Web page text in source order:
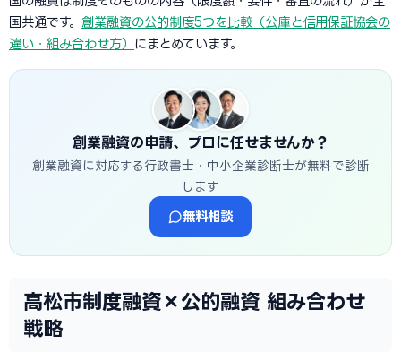
国共通です。 創業融資の公的制度5つを比較（公庫と信用保証協会の
違い・組み合わせ方） にまとめています。
創業融資の申請、プロに任せませんか？
創業融資に対応する行政書士・中小企業診断士が無料で診断
します
無料相談
高松市制度融資×公的融資 組み合わせ
戦略